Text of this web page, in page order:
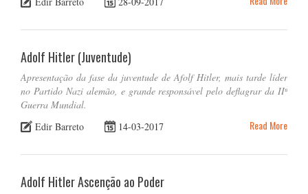
Adolf Hitler (Juventude)
Apresentação da fase da juventude de Afolf Hitler, mais tarde líder
no Partido Nazi alemão, e grande responsável pelo deflagrar da IIª
Guerra Mundial.
Edir Barreto
14-03-2017 Read More
Adolf Hitler Ascenção ao Poder